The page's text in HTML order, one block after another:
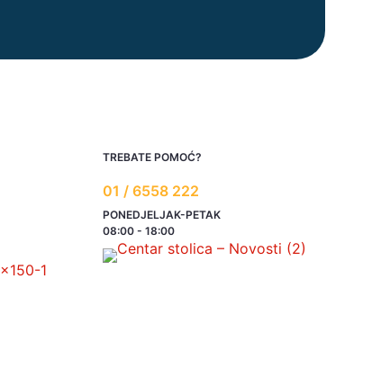
TREBATE POMOĆ?
01 / 6558 222
PONEDJELJAK-PETAK
08:00 - 18:00